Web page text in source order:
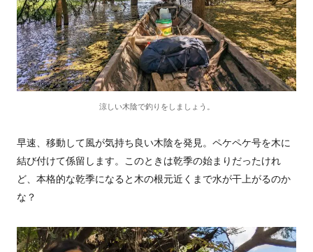
涼しい木陰で釣りをしましょう。
早速、移動して風が気持ち良い木陰を発見。ペケペケ号を木に
結び付けて係留します。このときは乾季の始まりだったけれ
ど、本格的な乾季になると木の根元近くまで水が干上がるのか
な？